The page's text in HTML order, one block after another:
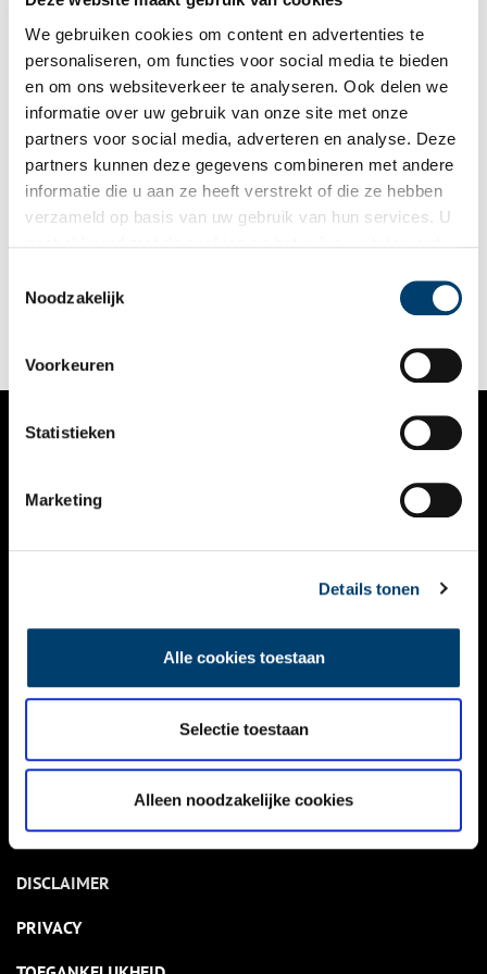
We gebruiken cookies om content en advertenties te
personaliseren, om functies voor social media te bieden
en om ons websiteverkeer te analyseren. Ook delen we
informatie over uw gebruik van onze site met onze
partners voor social media, adverteren en analyse. Deze
partners kunnen deze gegevens combineren met andere
informatie die u aan ze heeft verstrekt of die ze hebben
verzameld op basis van uw gebruik van hun services. U
Noodzakelijk
Voorkeuren
Statistieken
Marketing
Details tonen
Alle cookies toestaan
Selectie toestaan
Alleen noodzakelijke cookies
De Bocht van Enkhuizen
De Bocht is zonder twijfel één van de meest fotogenieke
plekjes van Enkhuizen. De straat maakt een scherpe bocht,
NIEUWS
KALENDER
ACTIVITEITEN
NIEUWSBRIEF
DISCLAIMER
PRIVACY